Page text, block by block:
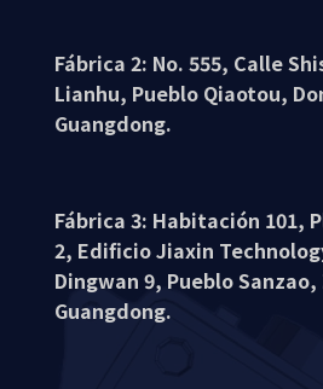
Fábrica 2: No. 555, Calle
Lianhu, Pueblo Qiaotou,
Guangdong.
Fábrica 3: Habitación 101,
2, Edificio Jiaxin
Dingwan 9, Pueblo
Guangdong.